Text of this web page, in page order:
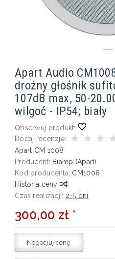
Apart Audio
drożny głośnik
107dB max, 50-
wilgoć - IP54; biały
Obserwuj produkt:
Dodaj recenzję:
Apart CM 1008
Producent: Biamp (Apart)
Kod producenta: CM1008
Historia ceny
Czas realizacji: 2-5 dni
300,00 zł *
Negocjuj cenę